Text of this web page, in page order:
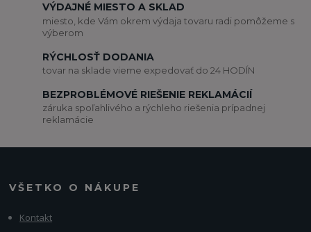
VÝDAJNÉ MIESTO A SKLAD
miesto, kde Vám okrem výdaja tovaru radi pomôžeme s
výberom
RÝCHLOSŤ DODANIA
tovar na sklade vieme expedovať do 24 HODÍN
BEZPROBLÉMOVÉ RIEŠENIE REKLAMÁCIÍ
záruka spoľahlivého a rýchleho riešenia prípadnej
reklamácie
VŠETKO O NÁKUPE
Kontakt